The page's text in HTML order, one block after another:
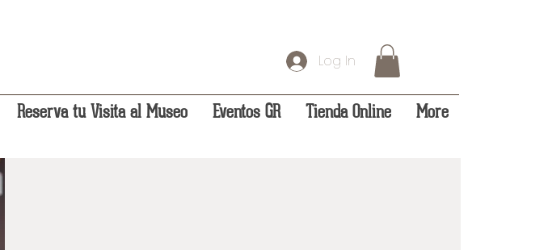
Log In
Reserva tu Visita al Museo Eventos GR Tienda Online More